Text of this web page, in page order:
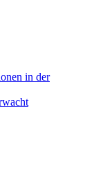
in der